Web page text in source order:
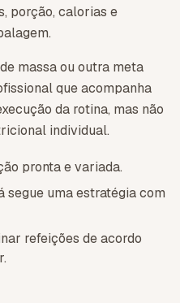
porção, calorias e
massa ou outra meta
que acompanha
da rotina, mas não
individual.
pronta e variada.
segue uma estratégia com
refeições de acordo